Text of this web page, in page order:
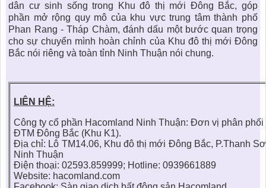
dân cư sinh sống trong Khu đô thị mới Đông Bắc, góp
phần mở rộng quy mô của khu vực trung tâm thành phố
Phan Rang - Tháp Chàm, đánh dấu một bước quan trọng
cho sự chuyển mình hoàn chỉnh của Khu đô thị mới Đông
Bắc nói riêng và toàn tỉnh Ninh Thuận nói chung.
LIÊN HỆ:
Công ty cổ phần Hacomland Ninh Thuận: Đơn vị phân
ĐTM Đông Bắc (Khu K1).
Địa chỉ: Lô TM14.06, Khu đô thị mới Đông Bắc, P.Thanh
Ninh Thuận
Điện thoại: 02593.859999; Hotline: 0939661889
Website: hacomland.com